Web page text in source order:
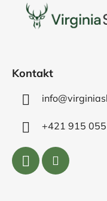
Kontakt
+421 915